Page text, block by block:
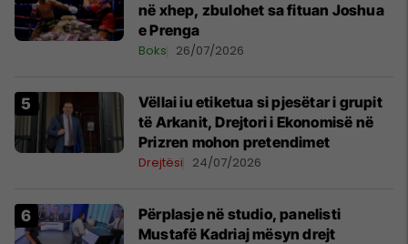
në xhep, zbulohet sa fituan Joshua
e Prenga
Boks 26/07/2026
Vëllai iu etiketua si pjesëtar i grupit
të Arkanit, Drejtori i Ekonomisë në
Prizren mohon pretendimet
Drejtësi 24/07/2026
Përplasje në studio, panelisti
Mustafë Kadriaj mësyn drejt